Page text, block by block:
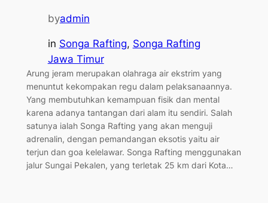
byadmin
in Songa Rafting, Songa Rafting
Jawa Timur
Arung jeram merupakan olahraga air ekstrim yang
menuntut kekompakan regu dalam pelaksanaannya.
Yang membutuhkan kemampuan fisik dan mental
karena adanya tantangan dari alam itu sendiri. Salah
satunya ialah Songa Rafting yang akan menguji
adrenalin, dengan pemandangan eksotis yaitu air
terjun dan goa kelelawar. Songa Rafting menggunakan
jalur Sungai Pekalen, yang terletak 25 km dari Kota…